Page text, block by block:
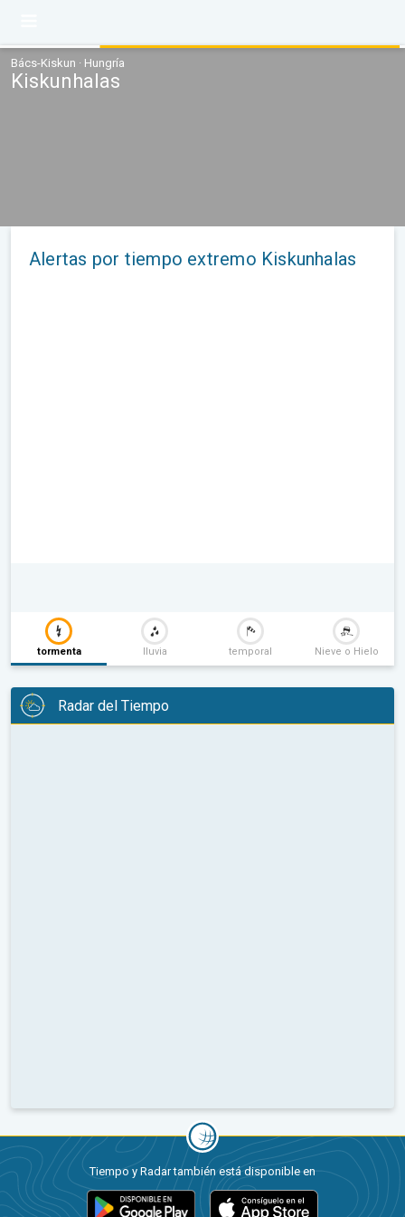
Bács-Kiskun · Hungría
Kiskunhalas
Alertas por tiempo extremo Kiskunhalas
tormenta lluvia temporal Nieve o Hielo
Radar del Tiempo
Tiempo y Radar también está disponible en